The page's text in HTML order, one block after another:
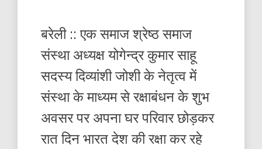
बरेली :: एक समाज श्रेष्ठ समाज
संस्था अध्यक्ष योगेन्द्र कुमार साहू
सदस्य दिव्यांशी जोशी के नेतृत्व में
संस्था के माध्यम से रक्षाबंधन के शुभ
अवसर पर अपना घर परिवार छोड़कर
रात दिन भारत देश की रक्षा कर रहे